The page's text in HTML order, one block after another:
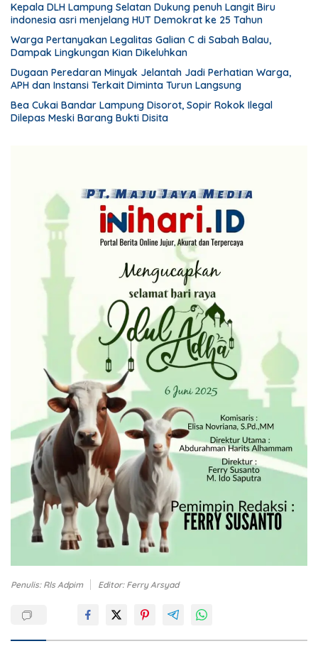
menanam pohon
Kepala DLH Lampung Selatan Dukung penuh Langit Biru
indonesia asri menjelang HUT Demokrat ke 25 Tahun
Warga Pertanyakan Legalitas Galian C di Sabah Balau,
Dampak Lingkungan Kian Dikeluhkan
Dugaan Peredaran Minyak Jelantah Jadi Perhatian Warga,
APH dan Instansi Terkait Diminta Turun Langsung
Bea Cukai Bandar Lampung Disorot, Sopir Rokok Ilegal
Dilepas Meski Barang Bukti Disita
Penulis: Rls Adpim Editor: Ferry Arsyad